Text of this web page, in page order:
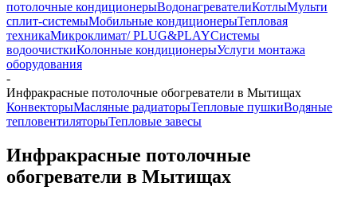
потолочные кондиционерыВодонагревателиКотлыМульти
сплит-системыМобильные кондиционерыТепловая
техникаМикроклимат/ PLUG&PLAYСистемы
водоочисткиКолонные кондиционерыУслуги монтажа
оборудования
-
Инфракрасные потолочные обогреватели в Мытищах
КонвекторыМасляные радиаторыТепловые пушкиВодяные
тепловентиляторыТепловые завесы
Инфракрасные потолочные
обогреватели в Мытищах